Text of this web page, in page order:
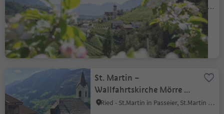
Magdfeld, Riffian, Meran und Umgebung
Leicht
Schwierigkeitsgrad
69 m
Aufstieg
1h:15 Min
Dauer
St. Martin –
Wallfahrtskirche Mörre –
St. Martin
Ried - St.Martin in Passeier, St.Martin in Passeier, Meran und Umgebung